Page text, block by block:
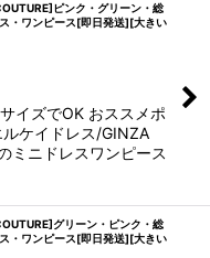
ピンク・グリーン・総
・ワンピース[即日発送][大きい
イズでOK おススメポ
ルケイドレス/GINZA
ミニドレスワンピース
グリーン・ピンク・総
・ワンピース[即日発送][大きい